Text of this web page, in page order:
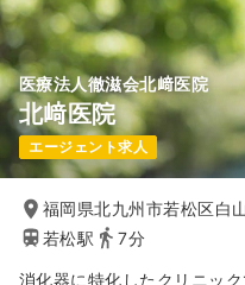
医療法人徹滋会北﨑医院
北﨑医院
エージェント求人
福岡県北九州市若松区白
若松駅
7分
消化器に特化したクリニッ